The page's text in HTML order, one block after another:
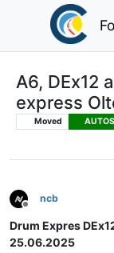
A6, DEx12
express
Moved
Deconectat
ncb
Drum Expres
25.06.2025